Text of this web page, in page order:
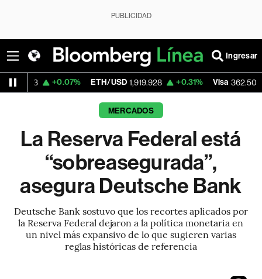
PUBLICIDAD
Ingresar
ETH/USD 1,919.928 +0.31% Visa 362.50 -2.15%
MERCADOS
La Reserva Federal está
“sobreasegurada”,
asegura Deutsche Bank
Deutsche Bank sostuvo que los recortes aplicados por
la Reserva Federal dejaron a la política monetaria en
un nivel más expansivo de lo que sugieren varias
reglas históricas de referencia